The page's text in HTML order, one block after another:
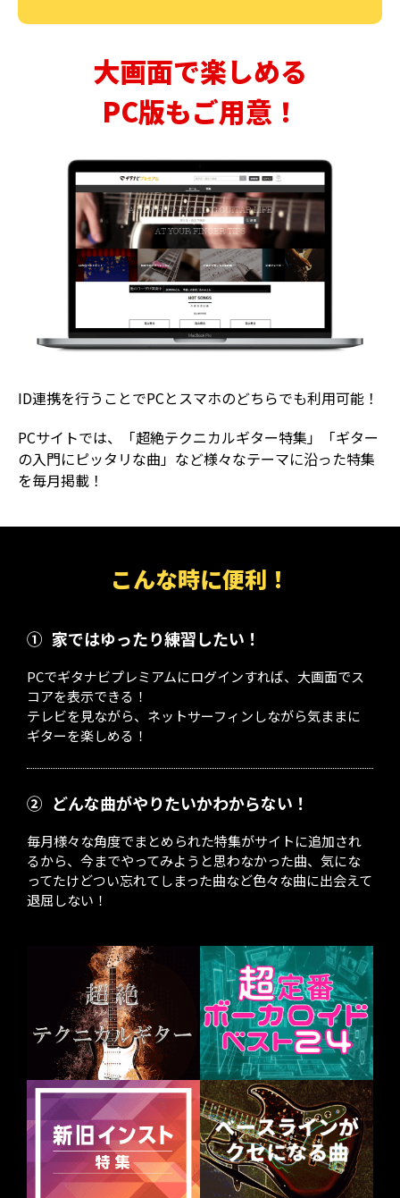
大画面で楽しめる
PC版もご用意！
ID連携を行うことでPCとスマホのどちらでも利用可能！
PCサイトでは、「超絶テクニカルギター特集」「ギター
の入門にピッタリな曲」など様々なテーマに沿った特集
を毎月掲載！
こんな時に便利！
① 家ではゆったり練習したい！
PCでギタナビプレミアムにログインすれば、大画面でス
コアを表示できる！
テレビを見ながら、ネットサーフィンしながら気ままに
ギターを楽しめる！
② どんな曲がやりたいかわからない！
毎月様々な角度でまとめられた特集がサイトに追加され
るから、今までやってみようと思わなかった曲、気にな
ってたけどつい忘れてしまった曲など色々な曲に出会えて
退屈しない！